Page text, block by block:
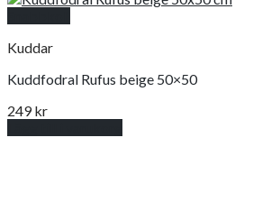
Kuddar
Kuddfodral Rufus beige 50×50
249kr